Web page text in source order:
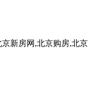
新房网,北京购房,北京